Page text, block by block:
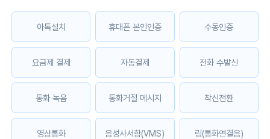
아톡설치 휴대폰 본인인증 수동인증
요금제 결제 자동결제 전화 수발신
통화 녹음 통화거절 메시지 착신전환
영상통화 음성사서함(VMS) 링(통화연결음)